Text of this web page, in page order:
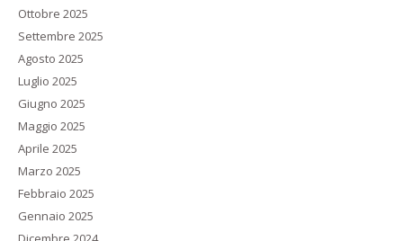
Ottobre 2025
Settembre 2025
Agosto 2025
Luglio 2025
Giugno 2025
Maggio 2025
Aprile 2025
Marzo 2025
Febbraio 2025
Gennaio 2025